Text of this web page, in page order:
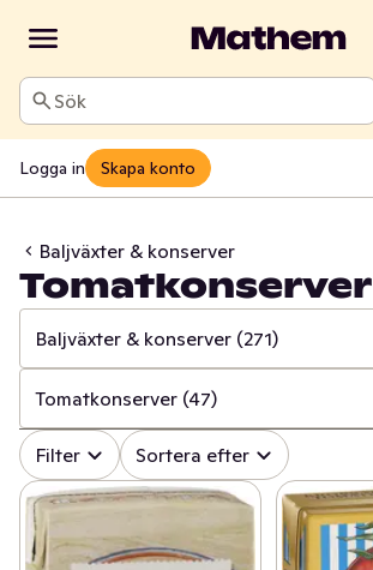
Sök
Logga in Skapa konto
Baljväxter & konserver
Tomatkonserver
Baljväxter & konserver (271)
✓ Alla (1704)
✓ Baljväxter & konserver (271)
✓ Pasta & pastasås (215)
✓ Mjöl & bakning (232)
Tomatkonserver (47)
✓ Alla (271)
✓ Tomatkonserver (47)
✓ Majskorn (11)
Filter Sortera efter